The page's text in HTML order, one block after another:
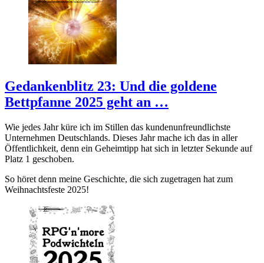
Gedankenblitz 23: Und die goldene
Bettpfanne 2025 geht an …
Wie jedes Jahr küre ich im Stillen das kundenunfreundlichste
Unternehmen Deutschlands. Dieses Jahr mache ich das in aller
Öffentlichkeit, denn ein Geheimtipp hat sich in letzter Sekunde auf
Platz 1 geschoben.
So höret denn meine Geschichte, die sich zugetragen hat zum
Weihnachtsfeste 2025!